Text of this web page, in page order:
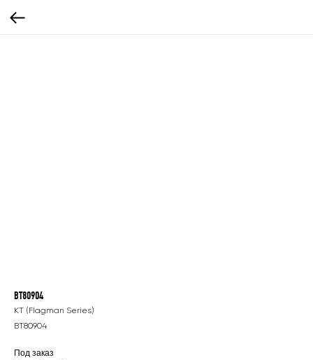
BT80904
KT (Flagman Series)
BT80904
Под заказ